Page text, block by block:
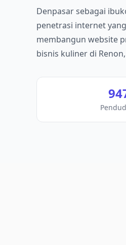
Denpasar sebagai
penetrasi internet
membangun website
bisnis kuliner di